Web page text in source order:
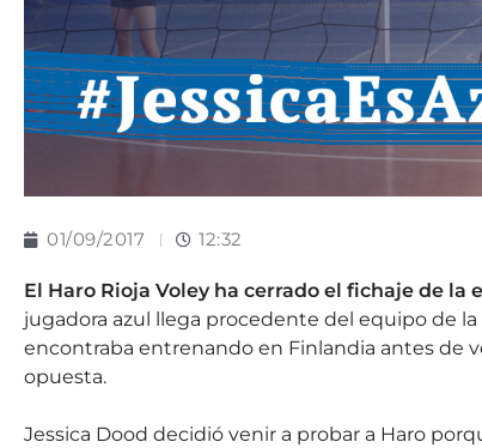
01/09/2017 12:32
El Haro Rioja Voley ha cerrado el fichaje de la
jugadora azul llega procedente del equipo de
encontraba entrenando en Finlandia antes de
opuesta.
Jessica Dood decidió venir a probar a Haro